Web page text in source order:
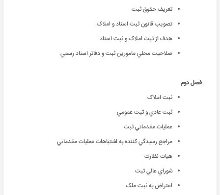
تعریف حقوق ثبت
تصويب قانون ثبت اسناد و املاک
هدف از ثبت املاک و ثبت اسناد
صلاحيت محلي مامورين ثبت و دفاتر اسناد رسمي
فصل دوم
ثبت املاک
ثبت عادي و ثبت عمومي
عمليات مقدماتي ثبت
مراجع رسيدگي کننده به اشتباهات عمليات مقدماتي
هيات نظارت
شوراي عالي ثبت
اعتراض به ثبت ملک